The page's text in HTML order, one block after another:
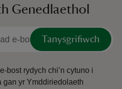
Genedlaethol
Tanysgrifiwch
bost rydych chi’n cytuno i
gan yr Ymddiriedolaeth